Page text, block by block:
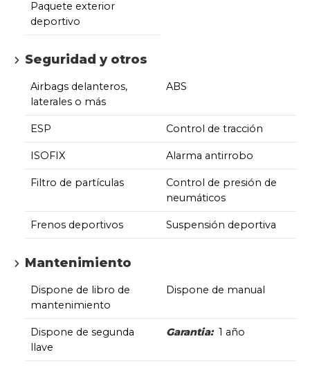
Paquete exterior
deportivo
Seguridad y otros
Airbags delanteros,
laterales o más
ABS
ESP Control de tracción
ISOFIX Alarma antirrobo
Filtro de partículas
Control de presión de
neumáticos
Frenos deportivos Suspensión deportiva
Mantenimiento
Dispone de libro de
mantenimiento
Dispone de manual
Dispone de segunda
llave
Garantia: 1 año